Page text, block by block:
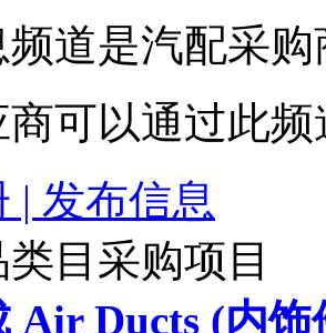
道是汽配采
可以通过此
| 发布信息
目采购项目
Air Ducts (内饰